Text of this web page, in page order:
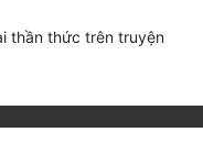
thần thức trên truyện